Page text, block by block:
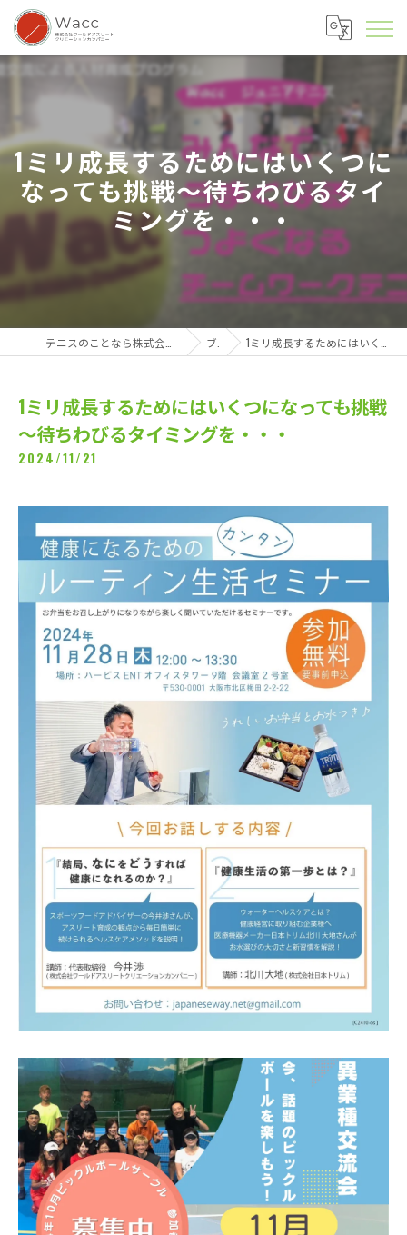
1ミリ成長するためにはいくつに
なっても挑戦～待ちわびるタイ
ミングを・・・
ブログ 1ミリ成長するためにはいくつになっても挑戦～待ちわびるタイミングを・・・
1ミリ成長するためにはいくつになっても挑戦
～待ちわびるタイミングを・・・
2024/11/21